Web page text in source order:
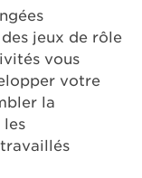
jeux de rôle
vous
votre
la
les